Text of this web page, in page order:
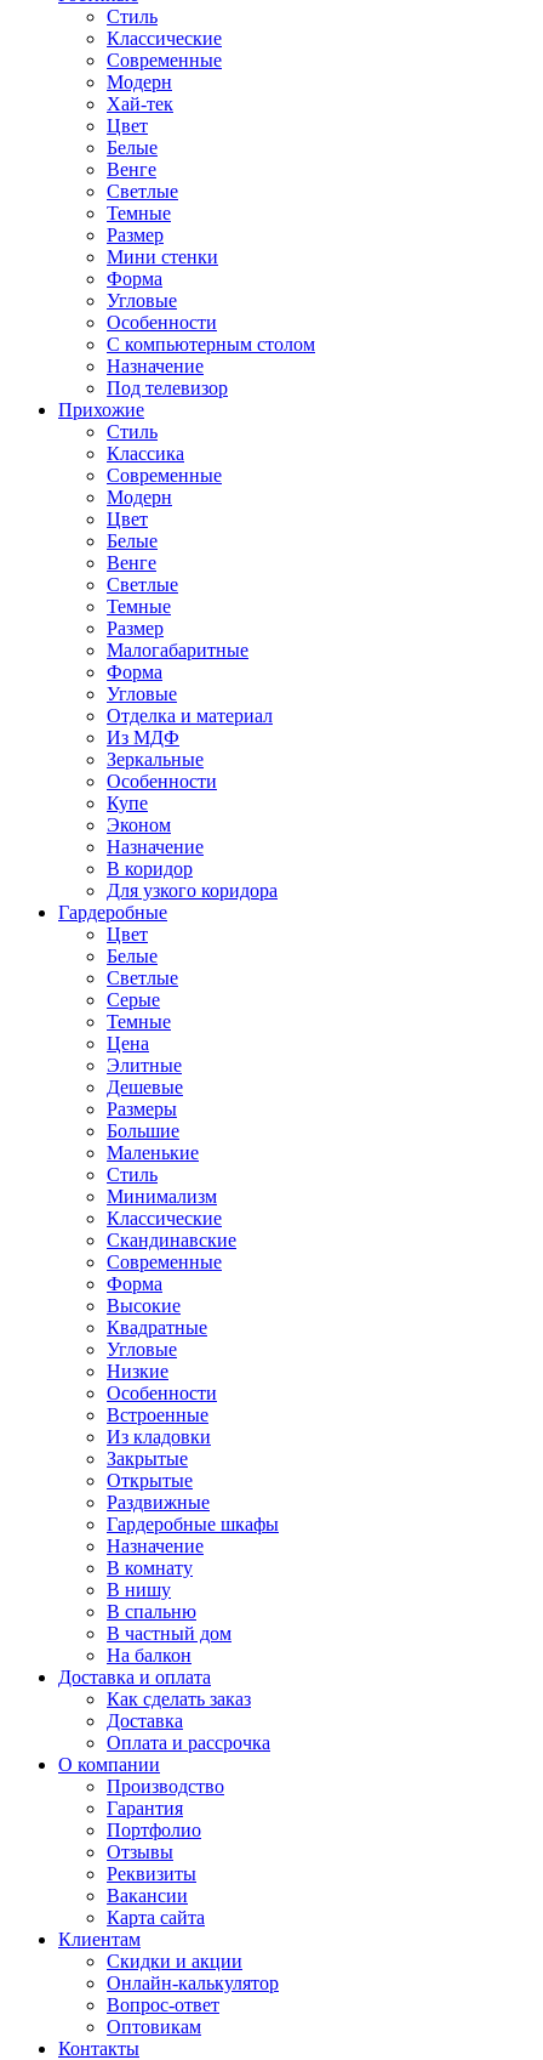
Стиль
Классические
Современные
Модерн
Хай-тек
Цвет
Белые
Венге
Светлые
Темные
Размер
Мини стенки
Форма
Угловые
Особенности
С компьютерным столом
Назначение
Под телевизор
Прихожие
Стиль
Классика
Современные
Модерн
Цвет
Белые
Венге
Светлые
Темные
Размер
Малогабаритные
Форма
Угловые
Отделка и материал
Из МДФ
Зеркальные
Особенности
Купе
Эконом
Назначение
В коридор
Для узкого коридора
Гардеробные
Цвет
Белые
Светлые
Серые
Темные
Цена
Элитные
Дешевые
Размеры
Большие
Маленькие
Стиль
Минимализм
Классические
Скандинавские
Современные
Форма
Высокие
Квадратные
Угловые
Низкие
Особенности
Встроенные
Из кладовки
Закрытые
Открытые
Раздвижные
Гардеробные шкафы
Назначение
В комнату
В нишу
В спальню
В частный дом
На балкон
Доставка и оплата
Как сделать заказ
Доставка
Оплата и рассрочка
О компании
Производство
Гарантия
Портфолио
Отзывы
Реквизиты
Вакансии
Карта сайта
Клиентам
Скидки и акции
Онлайн-калькулятор
Вопрос-ответ
Оптовикам
Контакты